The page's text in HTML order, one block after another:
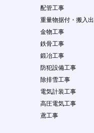
配管工事
重量物据付・搬入出
金物工事
鉄骨工事
鍛冶工事
防犯設備工事
除排雪工事
電気計装工事
高圧電気工事
鳶工事